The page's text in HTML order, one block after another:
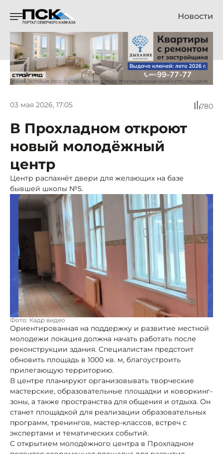
Новости
03 мая 2026, 17:05 780
В Прохладном откроют
новый молодёжный
центр
Центр распахнёт двери для желающих на базе
бывшей школы №5.
Фото: Кадр видео
Ориентированная на поддержку и развитие местной
молодежи локация должна начать работать после
реконструкции здания. Специалистам предстоит
обновить площадь в 1000 кв. м, благоустроить
прилегающую территорию.
В центре планируют организовывать творческие
мастерские, образовательные площадки и коворкинг-
зоны, а также пространства для общения и отдыха. Он
станет площадкой для реализации образовательных
программ, тренингов, мастер-классов, встреч с
экспертами и тематических событий.
С открытием молодёжного центра в Прохладном